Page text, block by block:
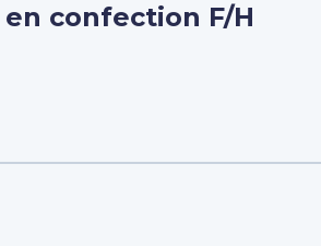
confection F/H